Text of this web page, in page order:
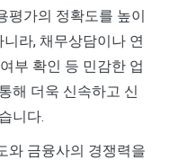
평가의 정확도를 높이
라, 채무상담이나 연
부 확인 등 민감한 업
해 더욱 신속하고 신
니다.
와 금융사의 경쟁력을